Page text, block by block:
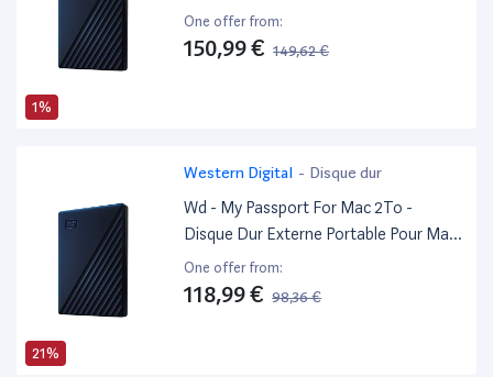
1%
Avec Protection Par Mot De Passe,
Compatible Time Machine
One offer from:
150,99 € 149,62 €
21%
Western Digital - Disque dur
Wd - My Passport For Mac 2To -
Disque Dur Externe Portable Pour Mac
Avec Protection Par Mot De Passe,
Compatible Time Machine
One offer from:
118,99 € 98,36 €